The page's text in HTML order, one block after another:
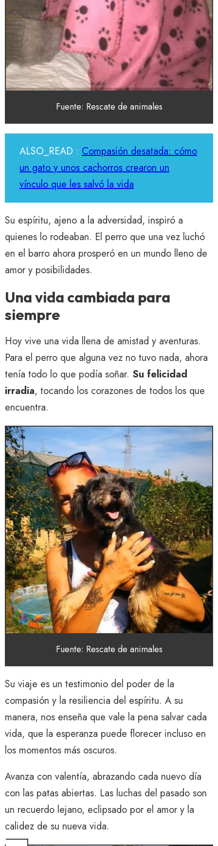
Fuente: Rescate de animales
ALSO_READ : Compasión desatada: cómo
un gato y unos cachorros crearon un
vínculo que les salvó la vida
Su espíritu, ajeno a la adversidad, inspiró a
quienes lo rodeaban. El perro que una vez luchó
en el barro ahora prosperó en un mundo lleno de
amor y posibilidades.
Una vida cambiada para
siempre
Hoy vive una vida llena de amistad y aventuras.
Para el perro que alguna vez no tuvo nada, ahora
tenía todo lo que podía soñar. Su felicidad
irradia, tocando los corazones de todos los que
encuentra.
Fuente: Rescate de animales
Su viaje es un testimonio del poder de la
compasión y la resiliencia del espíritu. A su
manera, nos enseña que vale la pena salvar cada
vida, que la esperanza puede florecer incluso en
los momentos más oscuros.
Avanza con valentía, abrazando cada nuevo día
con las patas abiertas. Las luchas del pasado son
un recuerdo lejano, eclipsado por el amor y la
calidez de su nueva vida.